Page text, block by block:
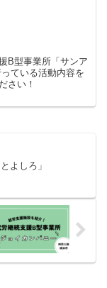
B型事業所「サンア
ている活動内容を
さい！
よしろ」